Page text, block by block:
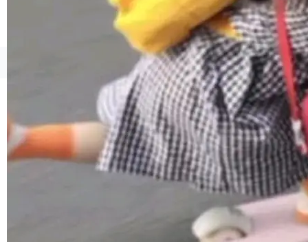
©OSCHINA(OSChina.NET) 京ICP备2025119063号